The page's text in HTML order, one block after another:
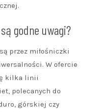
godne uwagi?
przez miłośniczki
W ofercie
kilka linii
polecanych do
górskiej czy